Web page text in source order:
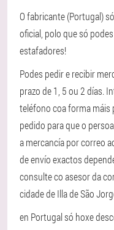
O fabricante (Portugal)
oficial, polo que só
estafadores!
Podes pedir e recibir
prazo de 1, 5 ou 2 días.
teléfono coa forma máis
pedido para que o
a mercancía por correo
de envío exactos
consulte co asesor da
cidade de Illa de São
en Portugal só hoxe